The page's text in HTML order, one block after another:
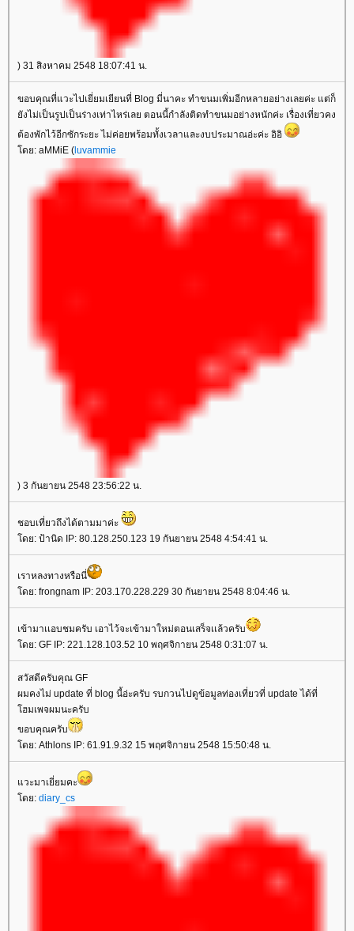
) 31 สิงหาคม 2548 18:07:41 น.
ขอบคุณที่แวะไปเยี่ยมเยียนที่ Blog มี่นาคะ ทำขนมเพิ่มอีกหลายอย่างเลยค่ะ แต่ก็
ังไม่เป็นรูปเป็นร่างเท่าไหร่เลย ตอนนี้กำลังติดทำขนมอย่างหนักค่ะ เรื่องเที่ยวคง
ต้องพักไว้อีกซักระยะ ไม่ค่อยพร้อมทั้งเวลาและงบประมาณอ่ะค่ะ อิอิ
ดย: aMMiE ( luvammie
) 3 กันยายน 2548 23:56:22 น.
ชอบเที่ยวถึงได้ตามมาค่ะ
ดย: ป้านิด IP: 80.128.250.123 19 กันยายน 2548 4:54:41 น.
เราหลงทางหรือนี่
ดย: frongnam IP: 203.170.228.229 30 กันยายน 2548 8:04:46 น.
เข้ามาเเอบชมครับ เอาไว้จะเข้ามาใหม่ตอนเสร็จเเล้วครับ
ดย: GF IP: 221.128.103.52 10 พฤศจิกายน 2548 0:31:07 น.
สวัสดีครับคุณ GF
ผมคงไม่ update ที่ blog นี้อ่ะครับ รบกวนไปดูข้อมูลท่องเที่ยวที่ update ได้ที่
ฮมเพจผมนะครับ
ขอบคุณครับ
ดย: Athlons IP: 61.91.9.32 15 พฤศจิกายน 2548 15:50:48 น.
วะมาเยี่ยมคะ
ดย: diary_cs